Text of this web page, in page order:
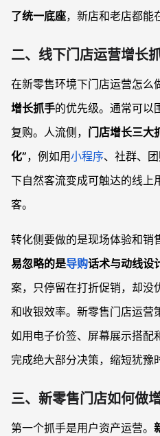
了统一底座，新店和老店都能
二、线下门店运营增长
在新零售环境下门店运营怎么
增长抓手的优先级。通常可以
复购。人流侧， 门店增长三大
化”，例如用小程序、社群、
下自然客流变成可触达的线上
客。
转化侧要做的是现场体验和销
易忽略的是导购话术与动线设
案，只停留在打折促销，却没
和收银效率。新零售门店运营
如用电子价签、屏幕展示搭配
完成绝大部分决策，缩短犹豫
三、新零售门店如何做
第一个抓手是用户资产运营。